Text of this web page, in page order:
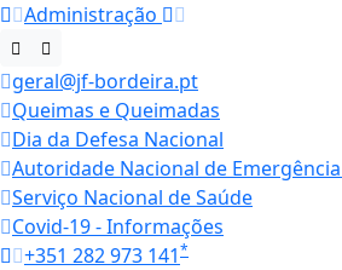
Administração
geral@jf-bordeira.pt
Queimas e Queimadas
Dia da Defesa Nacional
Autoridade Nacional de
Serviço Nacional de Saúde
Covid-19 - Informações
+351 282 973 141*